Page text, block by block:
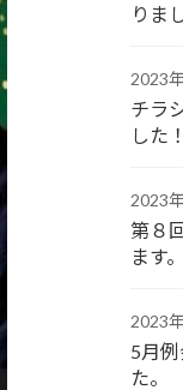
りま
2023
チラ
した！
2023
第８
ます。
2023
5月
た。